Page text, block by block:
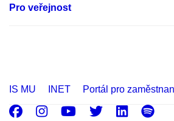
Pro veřejnost
IS MU INET Portál pro
Facebook
Instagram
Youtube
Twitter